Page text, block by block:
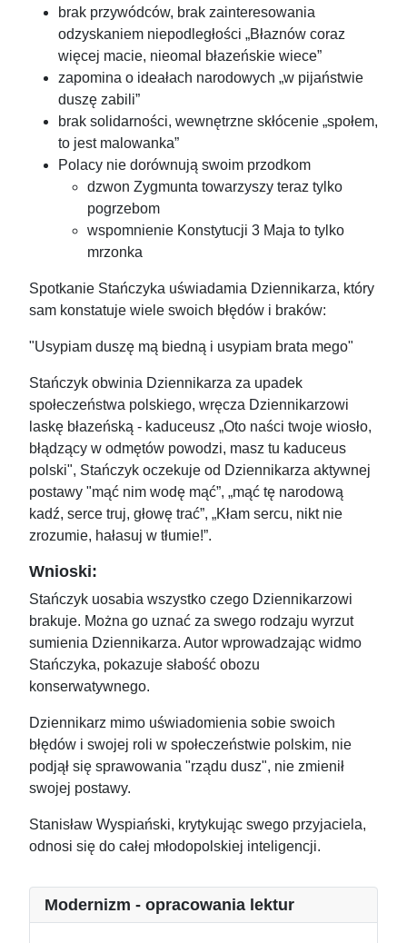
brak przywódców, brak zainteresowania
odzyskaniem niepodległości „Błaznów coraz
więcej macie, nieomal błazeńskie wiece”
zapomina o ideałach narodowych „w pijaństwie
duszę zabili”
brak solidarności, wewnętrzne skłócenie „społem,
to jest malowanka”
Polacy nie dorównują swoim przodkom
dzwon Zygmunta towarzyszy teraz tylko
pogrzebom
wspomnienie Konstytucji 3 Maja to tylko
mrzonka
Spotkanie Stańczyka uświadamia Dziennikarza, który
sam konstatuje wiele swoich błędów i braków:
"Usypiam duszę mą biedną i usypiam brata mego"
Stańczyk obwinia Dziennikarza za upadek
społeczeństwa polskiego, wręcza Dziennikarzowi
laskę błazeńską - kaduceusz „Oto naści twoje wiosło,
błądzący w odmętów powodzi, masz tu kaduceus
polski", Stańczyk oczekuje od Dziennikarza aktywnej
postawy "mąć nim wodę mąć”, „mąć tę narodową
kadź, serce truj, głowę trać”, „Kłam sercu, nikt nie
zrozumie, hałasuj w tłumie!”.
Wnioski:
Stańczyk uosabia wszystko czego Dziennikarzowi
brakuje. Można go uznać za swego rodzaju wyrzut
sumienia Dziennikarza. Autor wprowadzając widmo
Stańczyka, pokazuje słabość obozu
konserwatywnego.
Dziennikarz mimo uświadomienia sobie swoich
błędów i swojej roli w społeczeństwie polskim, nie
podjął się sprawowania "rządu dusz", nie zmienił
swojej postawy.
Stanisław Wyspiański, krytykując swego przyjaciela,
odnosi się do całej młodopolskiej inteligencji.
Modernizm - opracowania lektur